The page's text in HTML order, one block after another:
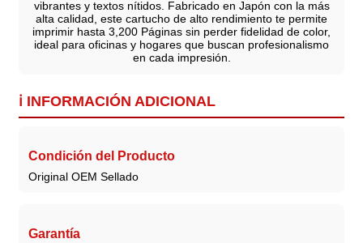
vibrantes y textos nítidos. Fabricado en Japón con la más
alta calidad, este cartucho de alto rendimiento te permite
imprimir hasta 3,200 Páginas sin perder fidelidad de color,
ideal para oficinas y hogares que buscan profesionalismo
en cada impresión.
ℹ️ INFORMACIÓN ADICIONAL
Condición del Producto
Original OEM Sellado
Garantía